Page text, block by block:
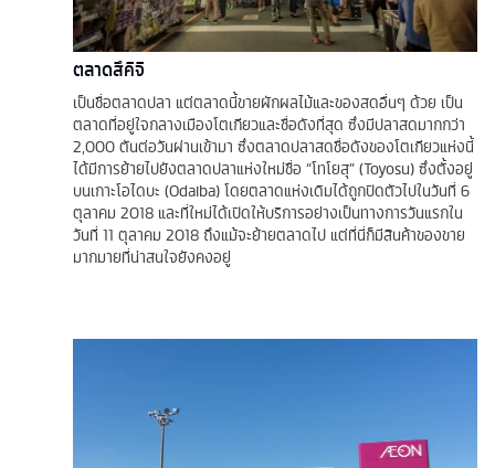
ตลาดสึคิจิ
เป็นชื่อตลาดปลา แต่ตลาดนี้ขายผักผลไม้และของสดอื่นๆ ด้วย เป็น
ตลาดที่อยู่ใจกลางเมืองโตเกียวและชื่อดังที่สุด ซึ่งมีปลาสดมากกว่า
2,000 ตันต่อวันผ่านเข้ามา ซึ่งตลาดปลาสดชื่อดังของโตเกียวแห่งนี้
ได้มีการย้ายไปยังตลาดปลาแห่งใหม่ชื่อ “โทโยสุ” (Toyosu) ซึ่งตั้งอยู่
บนเกาะโอไดบะ (Odaiba) โดยตลาดแห่งเดิมได้ถูกปิดตัวไปในวันที่ 6
ตุลาคม 2018 และที่ใหม่ได้เปิดให้บริการอย่างเป็นทางการวันแรกใน
วันที่ 11 ตุลาคม 2018 ถึงแม้จะย้ายตลาดไป แต่ที่นี่ก็มีสินค้าของขาย
มากมายที่น่าสนใจยังคงอยู่